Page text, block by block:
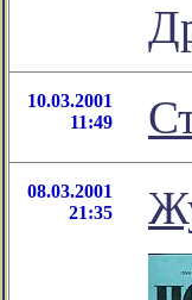
10.03.2001
11:49
08.03.2001
21:35